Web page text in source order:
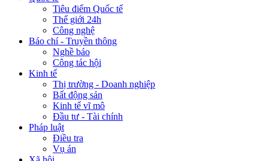
Tiêu điểm Quốc tế
Thế giới 24h
Công nghệ
Báo chí - Truyền thông
Nghề báo
Công tác hội
Kinh tế
Thị trường - Doanh nghiệp
Bất động sản
Kinh tế vĩ mô
Đầu tư - Tài chính
Pháp luật
Điều tra
Vụ án